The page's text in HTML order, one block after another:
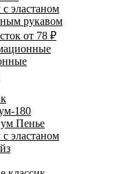
эластаном
рукавом
от 78 ₽
180
Пенье
эластаном